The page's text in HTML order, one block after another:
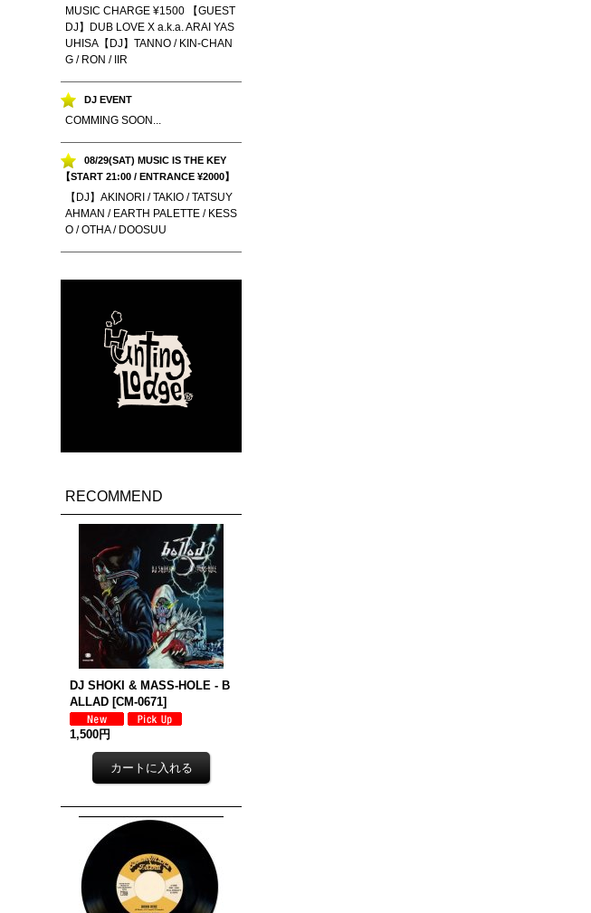
MUSIC CHARGE ¥1500 【GUEST
DJ】DUB LOVE X a.k.a. ARAI YAS
UHISA【DJ】TANNO / KIN-CHAN
G / RON / IIR
DJ EVENT
COMMING SOON...
08/29(SAT) MUSIC IS THE KEY
【START 21:00 / ENTRANCE ¥2000】
【DJ】AKINORI / TAKIO / TATSUY
AHMAN / EARTH PALETTE / KESS
O / OTHA / DOOSUU
RECOMMEND
DJ SHOKI & MASS-HOLE - B
ALLAD [CM-0671]
1,500円